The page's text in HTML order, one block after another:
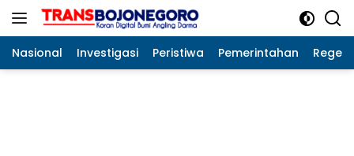
Langsung
Nasional Investigasi Peristiwa Pemerintahan